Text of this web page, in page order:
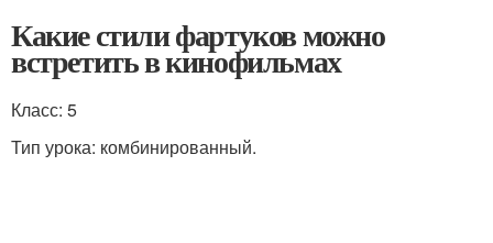
Какие стили фартуков можно
встретить в кинофильмах
Класс: 5
Тип урока: комбинированный.